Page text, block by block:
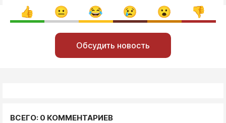
Обсудить новость
ВСЕГО: 0 КОММЕНТАРИЕВ